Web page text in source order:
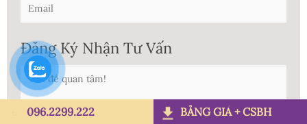
Đăng Ký Nhận Tư Vấn
096.2299.222 BẢNG GIÁ + CSBH